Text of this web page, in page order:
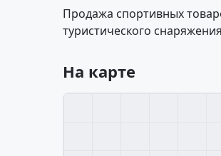
Продажа спортивных
туристического
На карте